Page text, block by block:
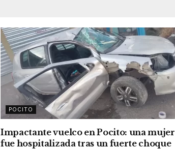
POCITO
Impactante vuelco en Pocito: una mujer
fue hospitalizada tras un fuerte choque